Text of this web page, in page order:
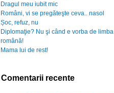
Dragul meu iubit mic
Români, vi se pregăteşte ceva.. nasol
Șoc, refuz, nu
Diplomaţie? Nu şi când e vorba de limba
română!
Mama lui de rest!
Comentarii recente